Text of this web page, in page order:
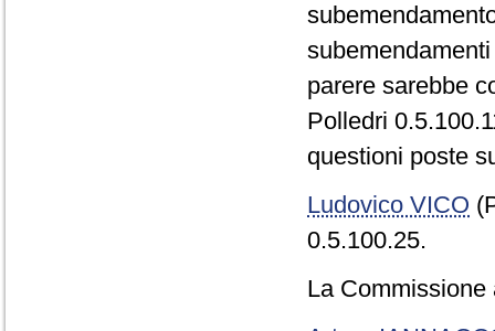
parere sarebbe
Polledri
questioni poste
Ludovico VICO
0.5.100.25.
La